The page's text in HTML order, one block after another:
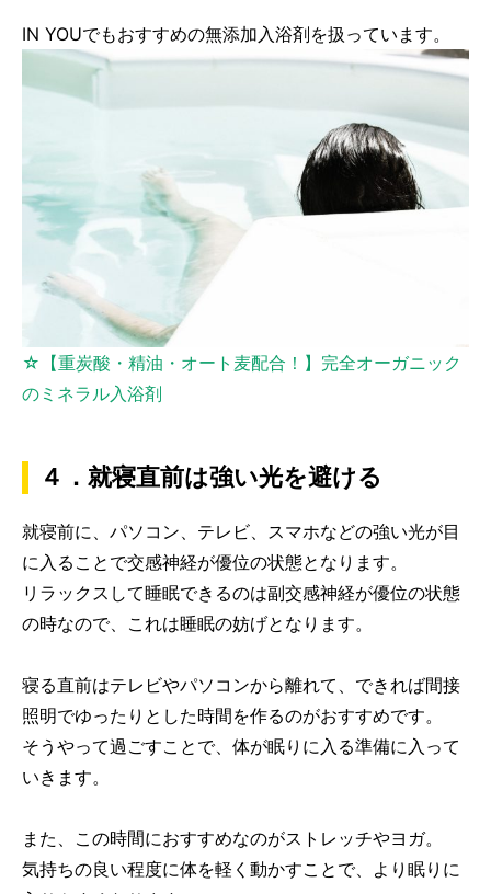
IN YOUでもおすすめの無添加入浴剤を扱っています。
☆【重炭酸・精油・オート麦配合！】完全オーガニック
のミネラル入浴剤
４．就寝直前は強い光を避ける
就寝前に、パソコン、テレビ、スマホなどの強い光が目
に入ることで交感神経が優位の状態となります。
リラックスして睡眠できるのは副交感神経が優位の状態
の時なので、これは睡眠の妨げとなります。
寝る直前はテレビやパソコンから離れて、できれば間接
照明でゆったりとした時間を作るのがおすすめです。
そうやって過ごすことで、体が眠りに入る準備に入って
いきます。
また、この時間におすすめなのがストレッチやヨガ。
気持ちの良い程度に体を軽く動かすことで、より眠りに